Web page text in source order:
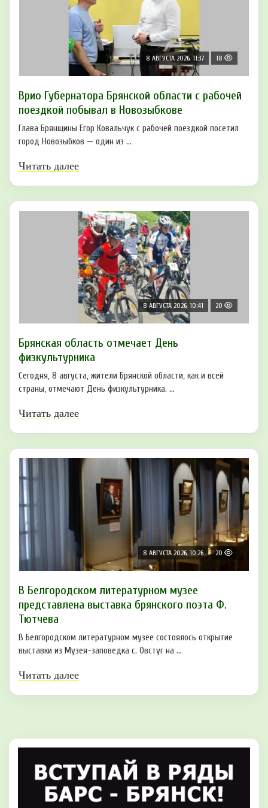
8 АВГУСТА 2026, 11:37 18
Врио Губернатора Брянской области с рабочей
поездкой побывал в Новозыбкове
Глава Брянщины Егор Ковальчук с рабочей поездкой посетил
город Новозыбков — один из ...
Читать далее
8 АВГУСТА 2026, 10:41 20
Брянская область отмечает День
физкультурника
Сегодня, 8 августа, жители Брянской области, как и всей
страны, отмечают День физкультурника. ...
Читать далее
8 АВГУСТА 2026, 10:26 20
В Белгородском литературном музее
представлена выставка брянского поэта Ф.
Тютчева
В Белгородском литературном музее состоялось открытие
выставки из Музея-заповедка с. Овстуг на ...
Читать далее